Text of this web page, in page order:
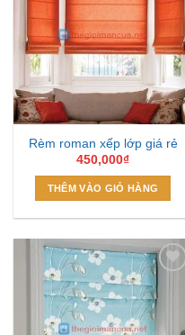
Add to
Wishlist
Rèm roman xếp lớp giá rẻ
450,000₫
THÊM VÀO GIỎ HÀNG
Add to
Wishlist